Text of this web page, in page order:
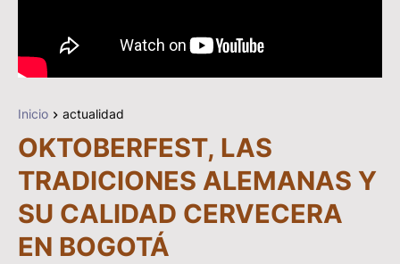
Inicio actualidad
OKTOBERFEST, LAS
TRADICIONES ALEMANAS Y
SU CALIDAD CERVECERA
EN BOGOTÁ